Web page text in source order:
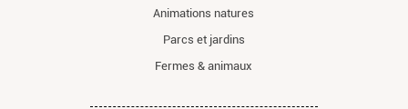
Animations natures
Parcs et jardins
Fermes & animaux